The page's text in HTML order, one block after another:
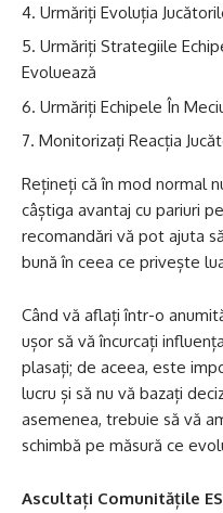
Urmăriți Evoluția
Urmăriți Strategiile
Evoluează
Urmăriți Echipele În
Monitorizați Reacția
Rețineți că în mod normal
câștiga avantaj cu pariuri
recomandări vă pot ajuta
bună în ceea ce privește
Când vă aflați într-o
ușor să vă încurcați
plasați; de aceea, este
lucru și să nu vă bazați
asemenea, trebuie să vă
schimbă pe măsură ce
Ascultați Comunitățile